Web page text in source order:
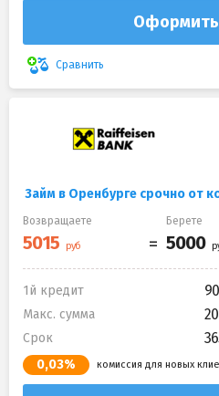
Оформить
Сравнить
Займ в Оренбурге срочно от
Возвращаете Берете
1й кредит
Макс. сумма
Срок
0,03% комиссия для новых